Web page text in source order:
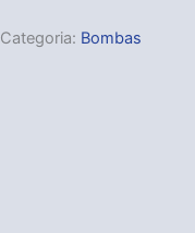
Categoria: Bombas